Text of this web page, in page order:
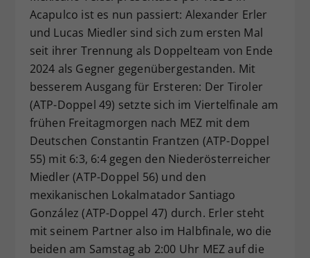
Acapulco ist es nun passiert: Alexander Erler
und Lucas Miedler sind sich zum ersten Mal
seit ihrer Trennung als Doppelteam von Ende
2024 als Gegner gegenübergestanden. Mit
besserem Ausgang für Ersteren: Der Tiroler
(ATP-Doppel 49) setzte sich im Viertelfinale am
frühen Freitagmorgen nach MEZ mit dem
Deutschen Constantin Frantzen (ATP-Doppel
55) mit 6:3, 6:4 gegen den Niederösterreicher
Miedler (ATP-Doppel 56) und den
mexikanischen Lokalmatador Santiago
González (ATP-Doppel 47) durch. Erler steht
mit seinem Partner also im Halbfinale, wo die
beiden am Samstag ab 2:00 Uhr MEZ auf die
Zweck
Dieser Wert speichert Ihre Consent-
Einstellungen. Unter anderem eine
zufällig generierte ID, für die
historische Speicherung Ihrer
vorgenommen Einstellungen, falls der
Webseiten-Betreiber dies eingestellt
hat.